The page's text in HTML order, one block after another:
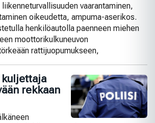
vaarantaminen,
oikeudetta, ampuma-aserikos.
henkilöautolla paenneen miehen
moottorikulkuneuvon
rattijuopumukseen,
rekkaan